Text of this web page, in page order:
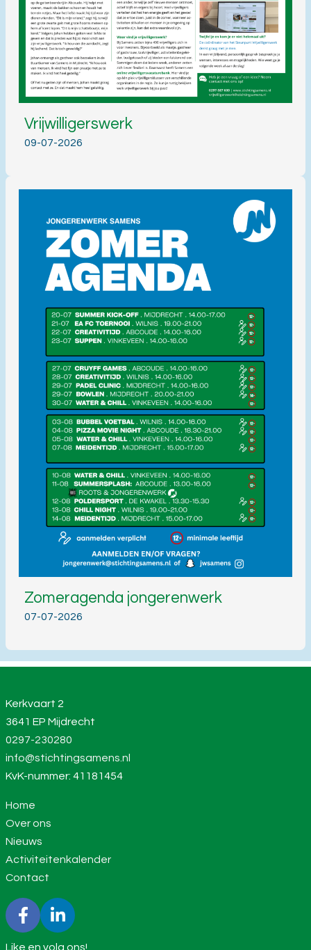
Vrijwilligerswerk
09-07-2026
Zomeragenda jongerenwerk
07-07-2026
Kerkvaart 2
3641 EP Mijdrecht
0297-230280
info@stichtingsamens.nl
KvK-nummer: 41181454
Home
Over ons
Nieuws
Activiteitenkalender
Contact
Like en volg ons!